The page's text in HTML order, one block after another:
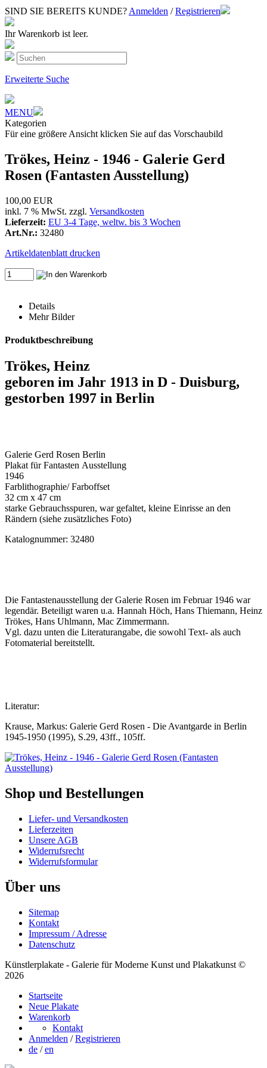
SIND SIE BEREITS KUNDE? Anmelden / Registrieren
Ihr Warenkorb ist leer.
Erweiterte Suche
MENU
Kategorien
Für eine größere Ansicht klicken Sie auf das Vorschaubild
Trökes, Heinz - 1946 - Galerie Gerd
Rosen (Fantasten Ausstellung)
100,00 EUR
inkl. 7 % MwSt. zzgl. Versandkosten
Lieferzeit: EU 3-4 Tage, weltw. bis 3 Wochen
Art.Nr.: 32480
Artikeldatenblatt drucken
Details
Mehr Bilder
Produktbeschreibung
Trökes, Heinz
geboren im Jahr 1913 in D - Duisburg,
gestorben 1997 in Berlin
Galerie Gerd Rosen Berlin
Plakat für Fantasten Ausstellung
1946
Farblithographie/ Farboffset
32 cm x 47 cm
starke Gebrauchsspuren, war gefaltet, kleine Einrisse an den
Rändern (siehe zusätzliches Foto)
Katalognummer: 32480
Die Fantastenausstellung der Galerie Rosen im Februar 1946 war
legendär. Beteiligt waren u.a. Hannah Höch, Hans Thiemann, Heinz
Trökes, Hans Uhlmann, Mac Zimmermann.
Vgl. dazu unten die Literaturangabe, die sowohl Text- als auch
Fotomaterial bereitstellt.
Literatur:
Krause, Markus: Galerie Gerd Rosen - Die Avantgarde in Berlin
1945-1950 (1995), S.29, 43ff., 105ff.
Shop und Bestellungen
Liefer- und Versandkosten
Lieferzeiten
Unsere AGB
Widerrufsrecht
Widerrufsformular
Über uns
Sitemap
Kontakt
Impressum / Adresse
Datenschutz
Künstlerplakate - Galerie für Moderne Kunst und Plakatkunst ©
2026
Startseite
Neue Plakate
Warenkorb
Kontakt
Anmelden / Registrieren
de /en